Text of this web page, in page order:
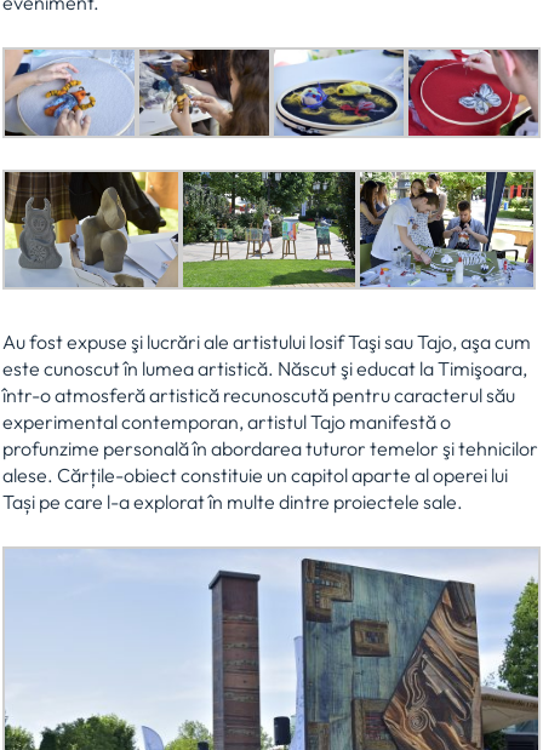
Au fost expuse şi lucrări ale artistului Iosif Taşi sau Tajo, aşa cum
este cunoscut în lumea artistică. Născut şi educat la Timişoara,
într-o atmosferă artistică recunoscută pentru caracterul său
experimental contemporan, artistul Tajo manifestă o
profunzime personală în abordarea tuturor temelor şi tehnicilor
alese. Cărțile-obiect constituie un capitol aparte al operei lui
Tași pe care l-a explorat în multe dintre proiectele sale.